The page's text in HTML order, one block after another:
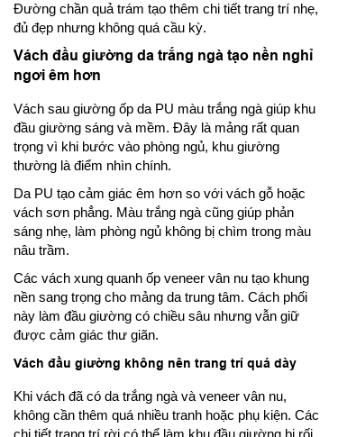
Đường chần quả trám tạo thêm chi tiết trang trí nhẹ,
đủ đẹp nhưng không quá cầu kỳ.
Vách đầu giường da trắng ngà tạo nền nghỉ
ngơi êm hơn
Vách sau giường ốp da PU màu trắng ngà giúp khu
đầu giường sáng và mềm. Đây là mảng rất quan
trọng vì khi bước vào phòng ngủ, khu giường
thường là điểm nhìn chính.
Da PU tạo cảm giác êm hơn so với vách gỗ hoặc
vách sơn phẳng. Màu trắng ngà cũng giúp phản
sáng nhẹ, làm phòng ngủ không bị chìm trong màu
nâu trầm.
Các vách xung quanh ốp veneer vân nu tạo khung
nền sang trọng cho mảng da trung tâm. Cách phối
này làm đầu giường có chiều sâu nhưng vẫn giữ
được cảm giác thư giãn.
Vách đầu giường không nên trang trí quá dày
Khi vách đã có da trắng ngà và veneer vân nu,
không cần thêm quá nhiều tranh hoặc phụ kiện. Các
chi tiết trang trí rời có thể làm khu đầu giường bị rối.